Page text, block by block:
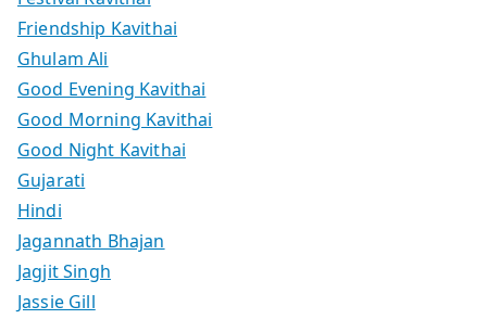
Friendship Kavithai
Ghulam Ali
Good Evening Kavithai
Good Morning Kavithai
Good Night Kavithai
Gujarati
Hindi
Jagannath Bhajan
Jagjit Singh
Jassie Gill